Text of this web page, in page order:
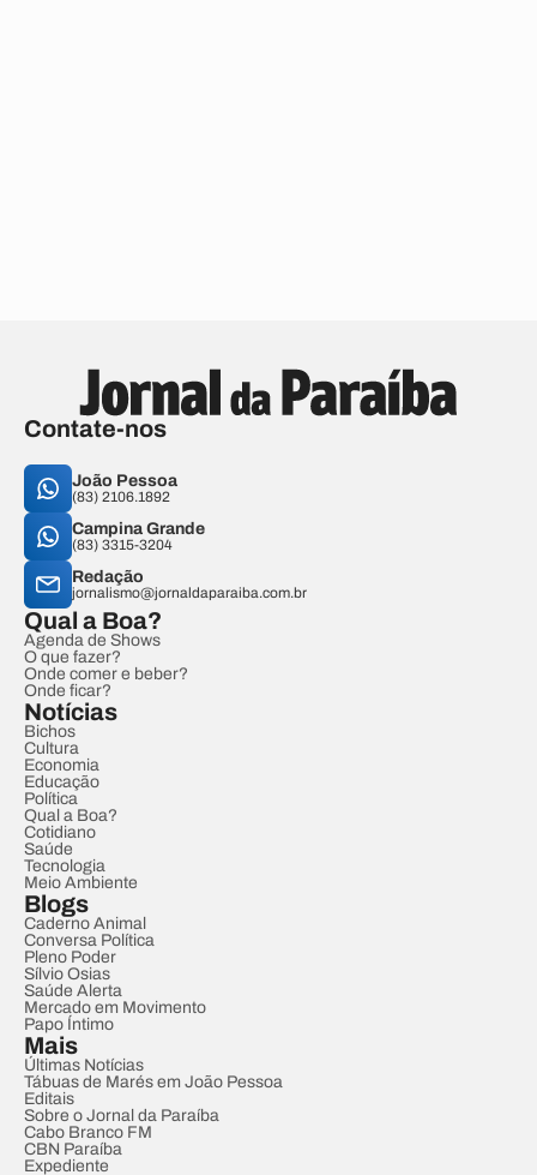
Contate-nos
João Pessoa
(83) 2106.1892
Campina Grande
(83) 3315-3204
Redação
jornalismo@jornaldaparaiba.com.br
Qual a Boa?
Agenda de Shows
O que fazer?
Onde comer e beber?
Onde ficar?
Notícias
Bichos
Cultura
Economia
Educação
Política
Qual a Boa?
Cotidiano
Saúde
Tecnologia
Meio Ambiente
Blogs
Caderno Animal
Conversa Política
Pleno Poder
Sílvio Osias
Saúde Alerta
Mercado em Movimento
Papo Íntimo
Mais
Últimas Notícias
Tábuas de Marés em João Pessoa
Editais
Sobre o Jornal da Paraíba
Cabo Branco FM
CBN Paraíba
Expediente